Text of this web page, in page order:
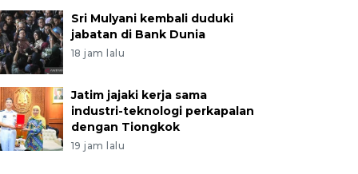
Sri Mulyani kembali duduki
jabatan di Bank Dunia
18 jam lalu
Jatim jajaki kerja sama
industri-teknologi perkapalan
dengan Tiongkok
19 jam lalu